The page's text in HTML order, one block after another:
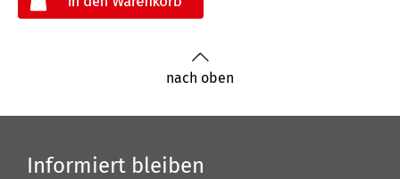
nach oben
Informiert bleiben